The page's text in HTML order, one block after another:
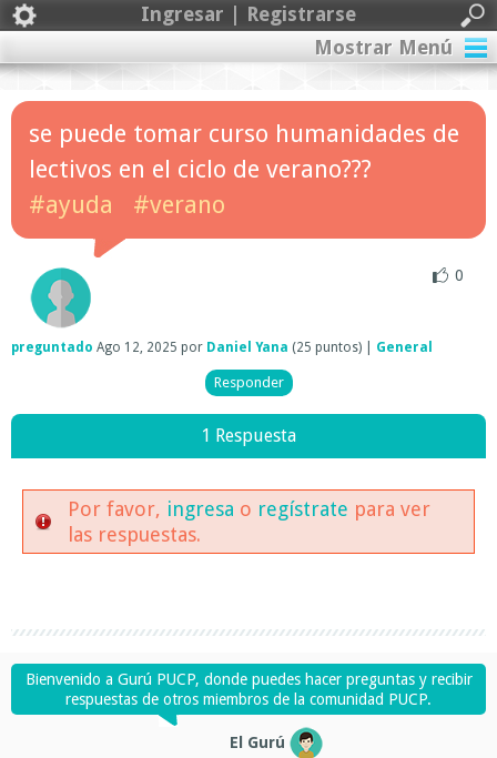
Ingresar | Registrarse
Mostrar Menú
se puede tomar curso humanidades de
lectivos en el ciclo de verano???
#ayuda
#verano
0
preguntado Ago 12, 2025 por Daniel Yana (25 puntos) General
1 Respuesta
Por favor, ingresa o regístrate para ver
las respuestas.
Bienvenido a Gurú PUCP, donde puedes hacer preguntas y recibir
respuestas de otros miembros de la comunidad PUCP.
El Gurú